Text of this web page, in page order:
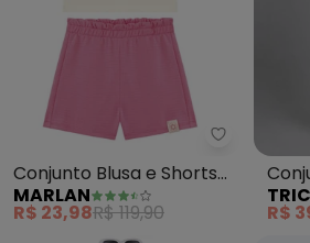
Marlan -
Conjunto Blusa e Shorts
em Cotton (Bege)
MARLAN
R$ 23,98R$ 119,90 R$